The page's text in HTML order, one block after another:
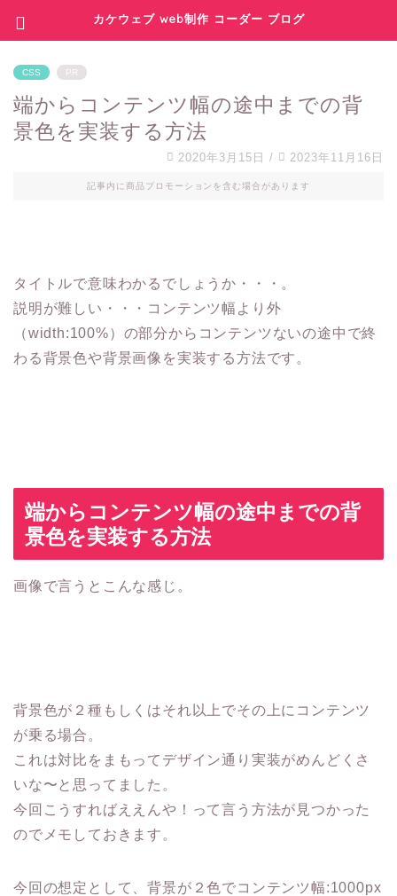
カケウェブ web制作 コーダー ブログ
CSS PR
端からコンテンツ幅の途中までの背
景色を実装する方法
2020年3月15日 / 2023年11月16日
記事内に商品プロモーションを含む場合があります
タイトルで意味わかるでしょうか・・・。
説明が難しい・・・コンテンツ幅より外
（width:100%）の部分からコンテンツないの途中で終
わる背景色や背景画像を実装する方法です。
端からコンテンツ幅の途中までの背
景色を実装する方法
画像で言うとこんな感じ。
背景色が２種もしくはそれ以上でその上にコンテンツ
が乗る場合。
これは対比をまもってデザイン通り実装がめんどくさ
いな〜と思ってました。
今回こうすればええんや！って言う方法が見つかった
のでメモしておきます。
今回の想定として、背景が２色でコンテンツ幅:1000px